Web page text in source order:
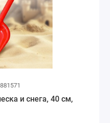
и снега, 40 см,